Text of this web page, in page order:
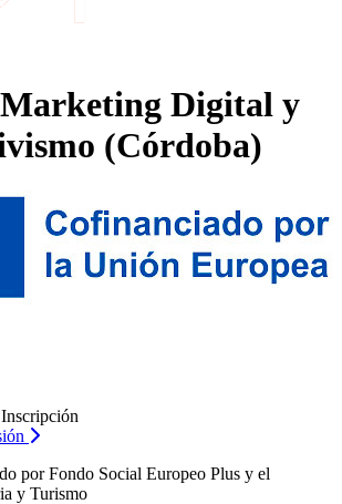
Digital y
(Córdoba)
por Fondo Social Europeo Plus y el
y Turismo